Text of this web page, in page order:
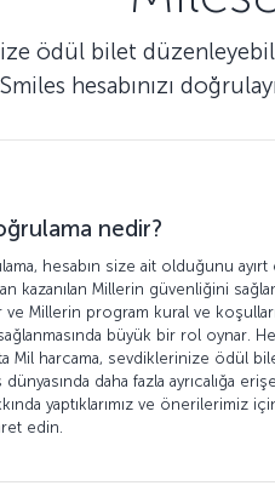
ödül bilet
hesabınızı
nedir?
hesabın size ait olduğunu ayırt
kazanılan Millerin güvenliğini
ve Millerin program kural ve
sağlanmasında büyük bir rol oynar.
Mil harcama, sevdiklerinize ödül
daha fazla ayrıcalığa
yaptıklarımız ve önerilerimiz
edin.